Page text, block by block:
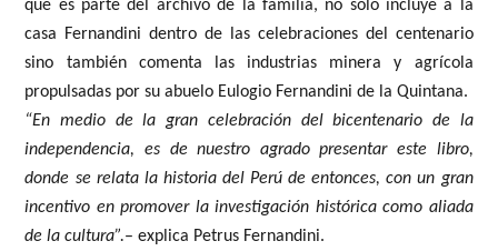
que es parte del archivo de la familia, no solo incluye a la
casa Fernandini dentro de las celebraciones del centenario
sino también comenta las industrias minera y agrícola
propulsadas por su abuelo Eulogio Fernandini de la Quintana.
“En medio de la gran celebración del bicentenario de la
independencia, es de nuestro agrado presentar este libro,
donde se relata la historia del Perú de entonces, con un gran
incentivo en promover la investigación histórica como aliada
de la cultura”.– explica Petrus Fernandini.